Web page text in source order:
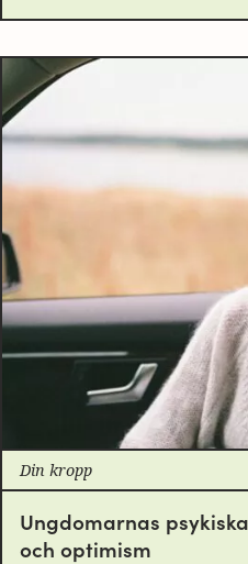
Din kropp
Ungdomarnas
och optimism